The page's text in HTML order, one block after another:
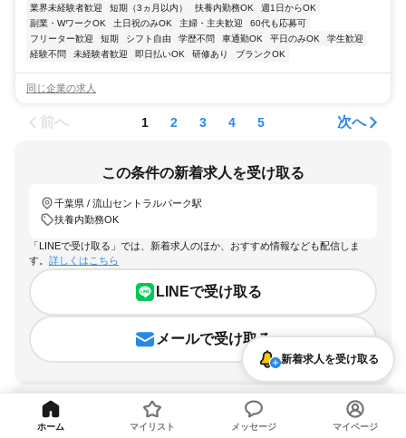
業界未経験者歓迎 短期（3ヵ月以内） 扶養内勤務OK
週1日からOK
副業・WワークOK
土日祝のみOK 主婦・主夫歓迎
60代も応募可
フリーター歓迎
短期 シフト自由 学歴不問 車通勤OK 平日のみOK
学生歓迎
経験不問
未経験者歓迎 即日払いOK 研修あり ブランクOK
同じ企業の求人
前へ 1 2 3 4 5 次へ
この条件の新着求人を受け取る
千葉県 / 流山セントラルパーク駅
扶養内勤務OK
「LINEで受け取る」では、新着求人のほか、おすすめ情報なども配信しま
す。 詳しくはこちら
LINEで受け取る
メールで受け取る
新着求人を受け取る
ホーム マイリスト メッセージ マイページ